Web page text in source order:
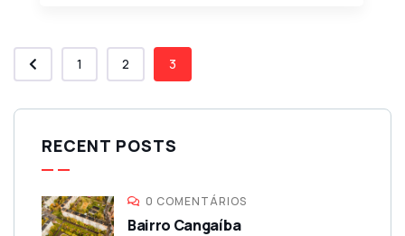
1 2 3
RECENT POSTS
0 COMENTÁRIOS
Bairro Cangaíba